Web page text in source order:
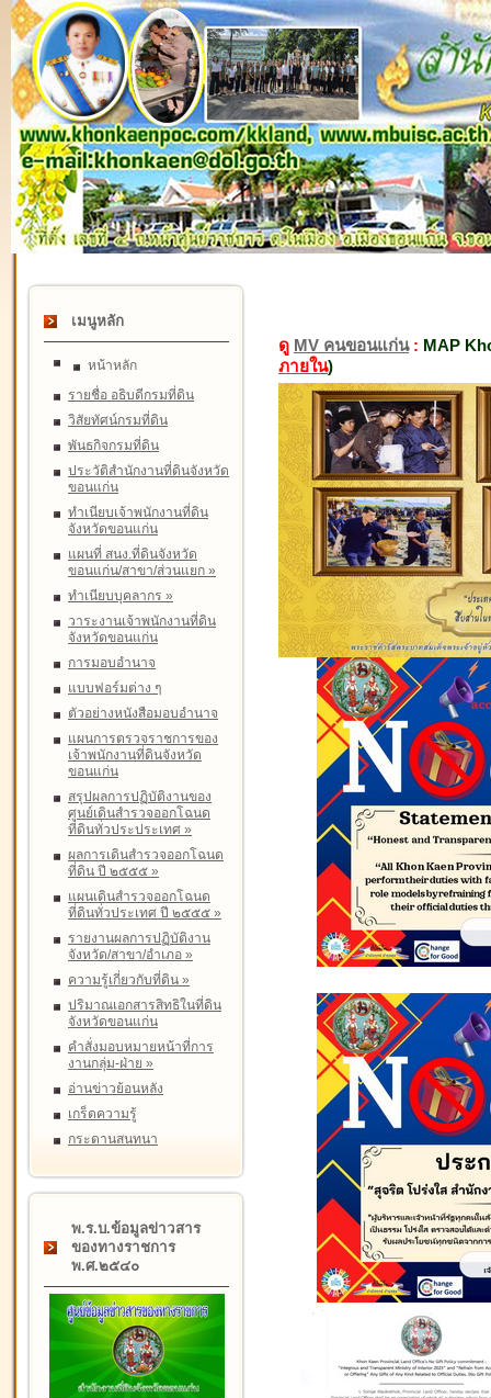
เมนูหลัก
หน้าหลัก
รายชื่อ อธิบดีกรมที่ดิน
วิสัยทัศน์กรมที่ดิน
พันธกิจกรมที่ดิน
ประวัติสำนักงานที่ดินจังหวัด
ขอนแก่น
ทำเนียบเจ้าพนักงานที่ดิน
จังหวัดขอนแก่น
แผนที่ สนง.ที่ดินจังหวัด
ขอนแก่น/สาขา/ส่วนแยก »
ทำเนียบบุคลากร »
วาระงานเจ้าพนักงานที่ดิน
จังหวัดขอนแก่น
การมอบอำนาจ
แบบฟอร์มต่าง ๆ
ตัวอย่างหนังสือมอบอำนาจ
แผนการตรวจราชการของ
เจ้าพนักงานที่ดินจังหวัด
ขอนแก่น
สรุปผลการปฏิบัติงานของ
ศูนย์เดินสำรวจออกโฉนด
ที่ดินทั่วประประเทศ »
ผลการเดินสำรวจออกโฉนด
ที่ดิน ปี ๒๕๕๕ »
แผนเดินสำรวจออกโฉนด
ที่ดินทั่วประเทศ ปี ๒๕๕๕ »
รายงานผลการปฏิบัติงาน
จังหวัด/สาขา/อำเภอ »
ความรู้เกี่ยวกับที่ดิน »
ปริมาณเอกสารสิทธิในที่ดิน
จังหวัดขอนแก่น
คำสั่งมอบหมายหน้าที่การ
งานกลุ่ม-ฝ่าย »
อ่านข่าวย้อนหลัง
เกร็ดความรู้
กระดานสนทนา
พ.ร.บ.ข้อมูลข่าวสาร
ของทางราชการ
พ.ศ.๒๕๔๐
ดู MV คนขอนแก่น: MAP
ภายใน)